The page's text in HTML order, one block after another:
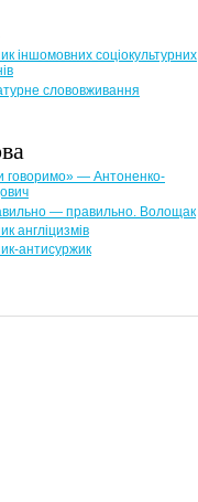
іншомовних соціокультурних
слововживання
говоримо» — Антоненко-
— правильно. Волощак
англіцизмів
антисуржик